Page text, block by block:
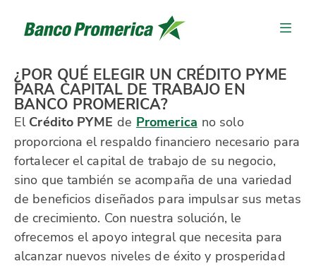
¿POR QUÉ ELEGIR UN CRÉDITO PYME
PARA CAPITAL DE TRABAJO EN
BANCO PROMERICA?
El Crédito PYME de Promerica no solo
proporciona el respaldo financiero necesario para
fortalecer el capital de trabajo de su negocio,
sino que también se acompaña de una variedad
de beneficios diseñados para impulsar sus metas
de crecimiento. Con nuestra solución, le
ofrecemos el apoyo integral que necesita para
alcanzar nuevos niveles de éxito y prosperidad